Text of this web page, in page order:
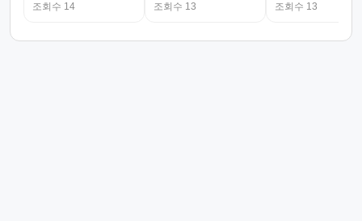
조회수 14
조회수 13
조회수 13